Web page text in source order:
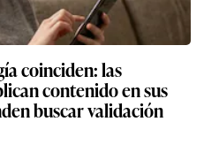
coinciden: las
contenido en sus
buscar validación